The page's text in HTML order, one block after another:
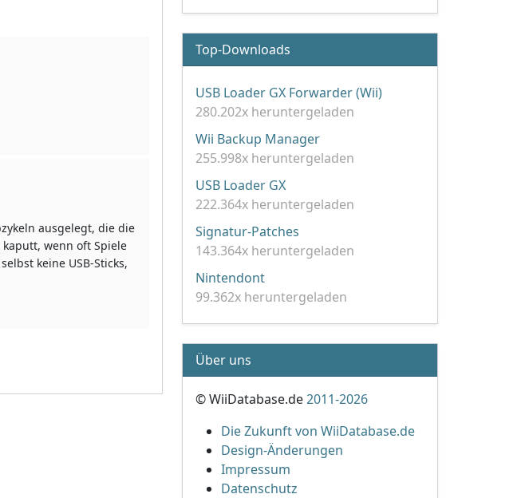
ausgelegt, die die
wenn oft Spiele
keine USB-Sticks,
Top-Downloads
USB Loader GX Forwarder (Wii)
280.202x heruntergeladen
Wii Backup Manager
255.998x heruntergeladen
USB Loader GX
222.364x heruntergeladen
Signatur-Patches
143.364x heruntergeladen
Nintendont
99.362x heruntergeladen
Über uns
© WiiDatabase.de2011-2026
Die Zukunft von WiiDatabase.de
Design-Änderungen
Impressum
Datenschutz